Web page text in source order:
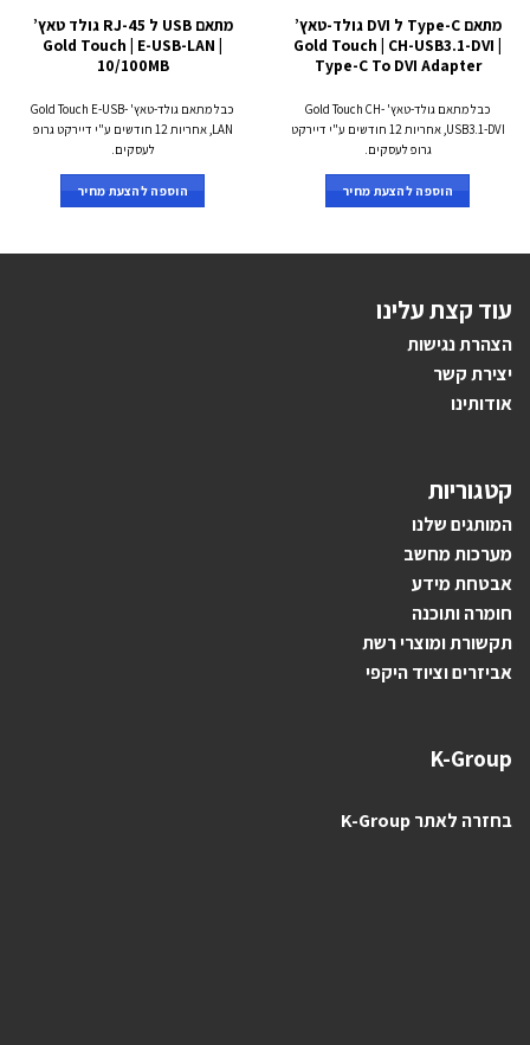
מתאם Type-C ל DVI גולד-טאץ’
Gold Touch | CH-USB3.1-DVI |
Type-C To DVI Adapter
כבל מתאם גולד-טאץ' Gold Touch CH-
USB3.1-DVI, אחריות 12 חודשים ע"י דיירקט
גרופ לעסקים.
הוספה להצעת מחיר
מתאם USB ל RJ-45 גולד טאץ’
Gold Touch | E-USB-LAN |
10/100MB
כבל מתאם גולד-טאץ' Gold Touch E-USB-
LAN, אחריות 12 חודשים ע"י דיירקט גרופ
לעסקים.
הוספה להצעת מחיר
עוד קצת עלינו
הצהרת נגישות
יצירת קשר
אודותינו
קטגוריות
המותגים שלנו
מערכות מחשב
אבטחת מידע
חומרה ותוכנה
תקשורת ומוצרי רשת
אביזרים וציוד היקפי
K-Group
בחזרה לאתר K-Group